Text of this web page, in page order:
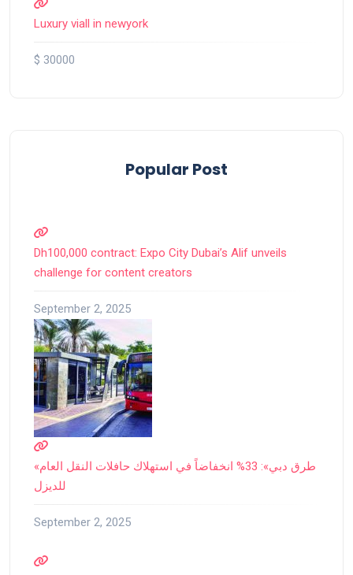
Luxury viall in newyork
$ 30000
Popular Post
Dh100,000 contract: Expo City Dubai’s Alif unveils
challenge for content creators
September 2, 2025
«طرق دبي»: 33% انخفاضاً في استهلاك حافلات النقل العام
للديزل
September 2, 2025